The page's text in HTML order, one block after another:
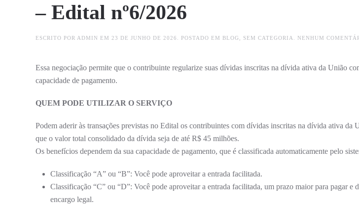
– Edital nº6/2026
ESCRITO POR ADMIN EM 23 DE JUNHO DE 2026 . POSTADO EM BLOG SEM CATEGORIA NENHUM
Essa negociação permite que o contribuinte regularize suas dívidas inscritas na dívida ativa da União
capacidade de pagamento.
QUEM PODE UTILIZAR O SERVIÇO
Podem aderir às transações previstas no Edital os contribuintes com dívidas inscritas na dívida ativa da
que o valor total consolidado da dívida seja de até R$ 45 milhões.
Os benefícios dependem da sua capacidade de pagamento, que é classificada automaticamente pelo
Classificação “A” ou “B”: Você pode aproveitar a entrada facilitada.
Classificação “C” ou “D”: Você pode aproveitar a entrada facilitada, um prazo maior para pagar e
encargo legal.